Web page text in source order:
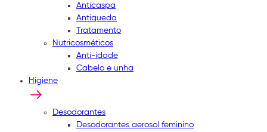
Anticaspa
Antiqueda
Tratamento
Nutricosméticos
Anti-idade
Cabelo e unha
Higiene
Desodorantes
Desodorantes aerosol feminino